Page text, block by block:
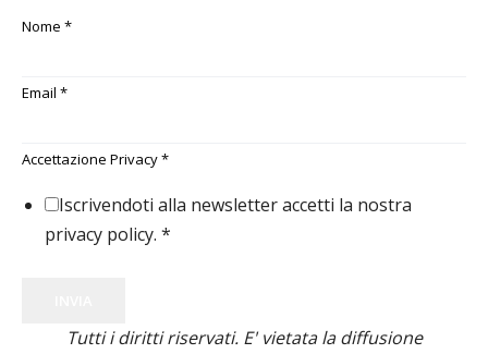
Nome *
Email *
Accettazione Privacy*
Iscrivendoti alla newsletter accetti la nostra
privacy policy. *
Tutti i diritti riservati. E' vietata la diffusione